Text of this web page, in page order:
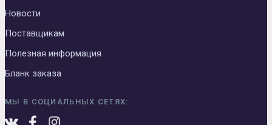
Новости
Поставщикам
Полезная информация
Бланк заказа
МЫ В СОЦИАЛЬНЫХ СЕТЯХ: